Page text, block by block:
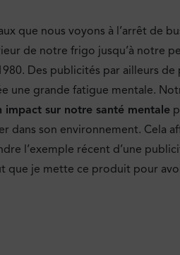
que nous voyons à l’arrêt de
de notre frigo jusqu’à notre
Des publicités par ailleurs de
une grande fatigue mentale.
impact sur notre santé mentale
dans son environnement. Cela
l’exemple récent d’une
que je mette ce produit pour